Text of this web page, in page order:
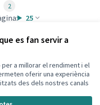
es fan servir a
a millorar el rendiment i el
oferir una experiència
des dels nostres canals
25
2